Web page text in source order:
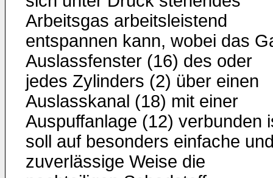
Arbeitsgas arbeitsleistend
entspannen kann, wobei das
Auslassfenster (16) des oder
jedes Zylinders (2) über einen
Auslasskanal (18) mit einer
Auspuffanlage (12) verbunden
soll auf besonders einfache
zuverlässige Weise die